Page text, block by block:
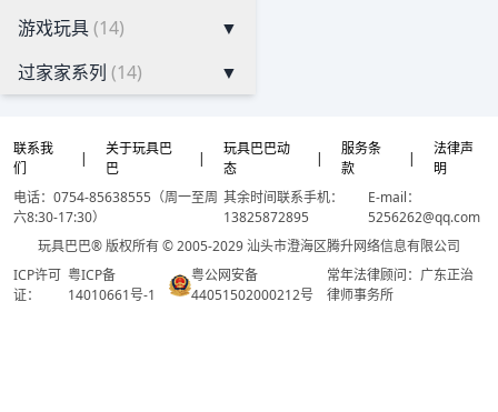
游戏玩具(14)
▼
过家家系列 (14) ▼
联系我
们
|
关于玩具巴
巴
|
玩具巴巴动
态
|
服务条
款
|
法律声
明
电话：0754-85638555（周一至周
六8:30-17:30）
其余时间联系手机：
13825872895
E-mail：
5256262@qq.com
玩具巴巴® 版权所有 © 2005-2029 汕头市澄海区腾升网络信息有限公司
ICP许可
证：
粤ICP备
14010661号-1
粤公网安备
44051502000212号
常年法律顾问：广东正治
律师事务所